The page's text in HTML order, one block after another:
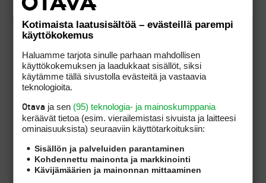
Kotimaista laatusisältöä – evästeillä parempi
käyttökokemus
Haluamme tarjota sinulle parhaan mahdollisen
käyttökokemuksen ja laadukkaat sisällöt, siksi
käytämme tällä sivustolla evästeitä ja vastaavia
teknologioita.
Otava ja sen (95) teknologia- ja mainoskumppania
keräävät tietoa (esim. vierailemis­tasi sivuista ja laitteesi
ominaisuuk­sista) seuraaviin käyttötarkoituksiin:
Sisällön ja palveluiden parantaminen
Kohdennettu mainonta ja markkinointi
Kävijämäärien ja mainonnan mittaaminen